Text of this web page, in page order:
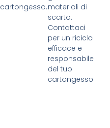
cartongesso.materiali di
scarto.
Contattaci
per un riciclo
efficace e
responsabile
del tuo
cartongesso